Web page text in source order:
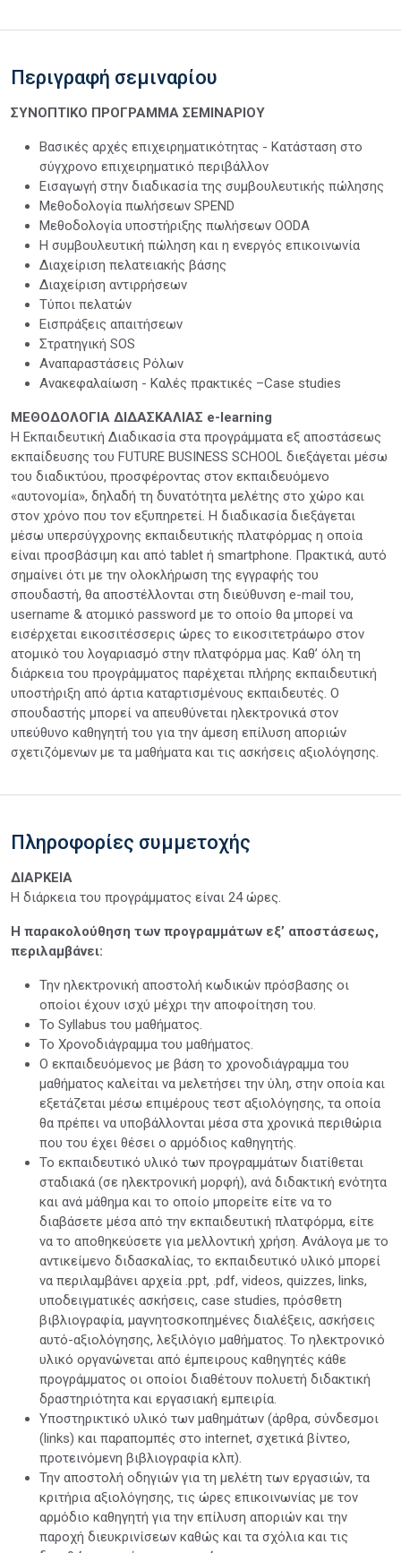
Περιγραφή σεμιναρίου
ΣΥΝΟΠΤΙΚΟ ΠΡΟΓΡΑΜΜΑ ΣΕΜΙΝΑΡΙΟΥ
Βασικές αρχές επιχειρηματικότητας - Κατάσταση στο
σύγχρονο επιχειρηματικό περιβάλλον
Εισαγωγή στην διαδικασία της συμβουλευτικής πώλησης
Μεθοδολογία πωλήσεων SPEND
Μεθοδολογία υποστήριξης πωλήσεων OODA
Η συμβουλευτική πώληση και η ενεργός επικοινωνία
Διαχείριση πελατειακής βάσης
Διαχείριση αντιρρήσεων
Τύποι πελατών
Εισπράξεις απαιτήσεων
Στρατηγική SOS
Αναπαραστάσεις Ρόλων
Ανακεφαλαίωση - Καλές πρακτικές –Case studies
ΜΕΘΟΔΟΛΟΓΙΑ ΔΙΔΑΣΚΑΛΙΑΣ e-learning
Η Εκπαιδευτική Διαδικασία στα προγράμματα εξ αποστάσεως
εκπαίδευσης του FUTURE BUSINESS SCHOOL διεξάγεται μέσω
του διαδικτύου, προσφέροντας στον εκπαιδευόμενο
«αυτονομία», δηλαδή τη δυνατότητα μελέτης στο χώρο και
στον χρόνο που τον εξυπηρετεί. Η διαδικασία διεξάγεται
μέσω υπερσύγχρονης εκπαιδευτικής πλατφόρμας η οποία
είναι προσβάσιμη και από tablet ή smartphone. Πρακτικά, αυτό
σημαίνει ότι με την ολοκλήρωση της εγγραφής του
σπουδαστή, θα αποστέλλονται στη διεύθυνση e-mail του,
username & ατομικό password με το οποίο θα μπορεί να
εισέρχεται εικοσιτέσσερις ώρες το εικοσιτετράωρο στον
ατομικό του λογαριασμό στην πλατφόρμα μας. Καθ’ όλη τη
διάρκεια του προγράμματος παρέχεται πλήρης εκπαιδευτική
υποστήριξη από άρτια καταρτισμένους εκπαιδευτές. Ο
σπουδαστής μπορεί να απευθύνεται ηλεκτρονικά στον
υπεύθυνο καθηγητή του για την άμεση επίλυση αποριών
σχετιζόμενων με τα μαθήματα και τις ασκήσεις αξιολόγησης.
Πληροφορίες συμμετοχής
ΔΙΑΡΚΕΙΑ
Η διάρκεια του προγράμματος είναι 24 ώρες.
Η παρακολούθηση των προγραμμάτων εξ’ αποστάσεως,
περιλαμβάνει:
Την ηλεκτρονική αποστολή κωδικών πρόσβασης οι
οποίοι έχουν ισχύ μέχρι την αποφοίτηση του.
Το Syllabus του μαθήματος.
Το Χρονοδιάγραμμα του μαθήματος.
Ο εκπαιδευόμενος με βάση το χρονοδιάγραμμα του
μαθήματος καλείται να μελετήσει την ύλη, στην οποία και
εξετάζεται μέσω επιμέρους τεστ αξιολόγησης, τα οποία
θα πρέπει να υποβάλλονται μέσα στα χρονικά περιθώρια
που του έχει θέσει ο αρμόδιος καθηγητής.
Το εκπαιδευτικό υλικό των προγραμμάτων διατίθεται
σταδιακά (σε ηλεκτρονική μορφή), ανά διδακτική ενότητα
και ανά μάθημα και το οποίο μπορείτε είτε να το
διαβάσετε μέσα από την εκπαιδευτική πλατφόρμα, είτε
να το αποθηκεύσετε για μελλοντική χρήση. Ανάλογα με το
αντικείμενο διδασκαλίας, το εκπαιδευτικό υλικό μπορεί
να περιλαμβάνει αρχεία .ppt, .pdf, videos, quizzes, links,
υποδειγματικές ασκήσεις, case studies, πρόσθετη
βιβλιογραφία, μαγνητοσκοπημένες διαλέξεις, ασκήσεις
αυτό-αξιολόγησης, λεξιλόγιο μαθήματος. Το ηλεκτρονικό
υλικό οργανώνεται από έμπειρους καθηγητές κάθε
προγράμματος οι οποίοι διαθέτουν πολυετή διδακτική
δραστηριότητα και εργασιακή εμπειρία.
Υποστηρικτικό υλικό των μαθημάτων (άρθρα, σύνδεσμοι
(links) και παραπομπές στο internet, σχετικά βίντεο,
προτεινόμενη βιβλιογραφία κλπ).
Την αποστολή οδηγιών για τη μελέτη των εργασιών, τα
κριτήρια αξιολόγησης, τις ώρες επικοινωνίας με τον
αρμόδιο καθηγητή για την επίλυση αποριών και την
παροχή διευκρινίσεων καθώς και τα σχόλια και τις